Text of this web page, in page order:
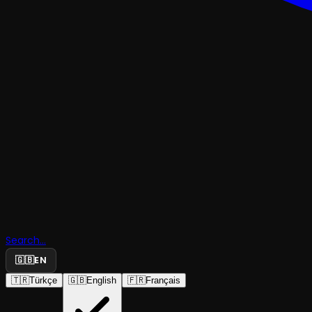
Search...
🇬🇧EN
🇹🇷Türkçe 🇬🇧English 🇫🇷Français
Gecesi